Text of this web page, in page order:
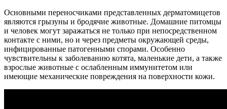
Основными переносчиками представленных дерматомицетов
являются грызуны и бродячие животные. Домашние питомцы
и человек могут заражаться не только при непосредственном
контакте с ними, но и через предметы окружающей среды,
инфицированные патогенными спорами. Особенно
чувствительны к заболеванию котята, маленькие дети, а также
взрослые животные с ослабленным иммунитетом или
имеющие механические повреждения на поверхности кожи.